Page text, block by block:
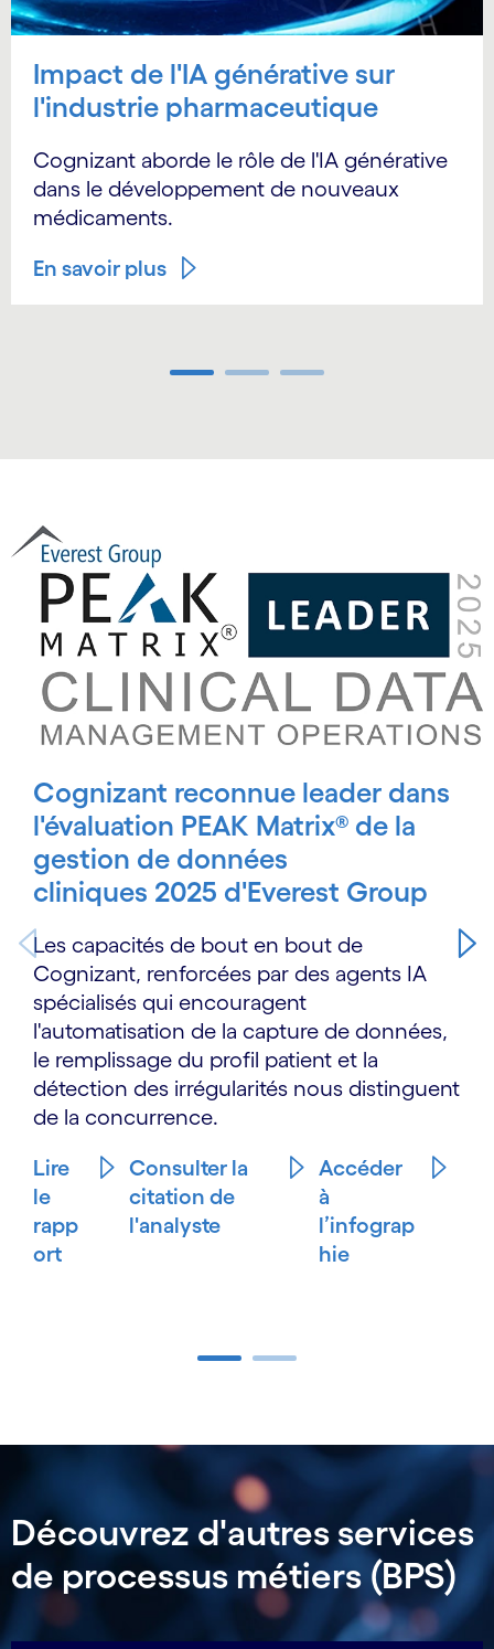
Impact de l'IA générative sur
l'industrie pharmaceutique
Cognizant aborde le rôle de l'IA générative
dans le développement de nouveaux
médicaments.
En savoir plus
Carousel starts
Cognizant reconnue leader dans
l'évaluation PEAK Matrix® de la
gestion de données
cliniques 2025 d'Everest Group
Les capacités de bout en bout de
Cognizant, renforcées par des agents IA
spécialisés qui encouragent
l'automatisation de la capture de données,
le remplissage du profil patient et la
détection des irrégularités nous distinguent
de la concurrence.
Lire
le
rapp
ort
Consulter la
citation de
l'analyste
Accéder
à
l’infograp
hie
Découvrez d'autres services
de processus métiers (BPS)